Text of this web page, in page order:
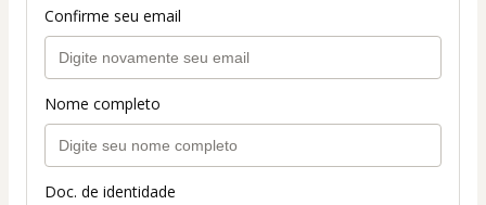
Confirme seu email
Nome completo
Doc. de identidade